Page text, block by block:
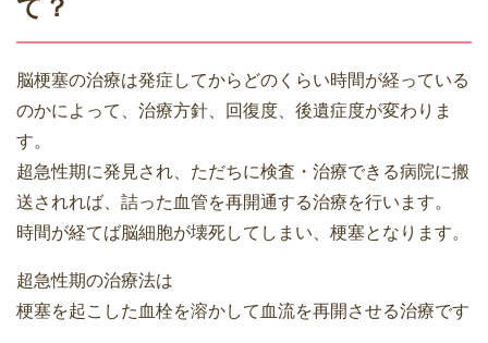
て？
脳梗塞の治療は発症してからどのくらい時間が経っている
のかによって、治療方針、回復度、後遺症度が変わりま
す。
超急性期に発見され、ただちに検査・治療できる病院に搬
送されれば、詰った血管を再開通する治療を行います。
時間が経てば脳細胞が壊死してしまい、梗塞となります。
超急性期の治療法は
梗塞を起こした血栓を溶かして血流を再開させる治療です